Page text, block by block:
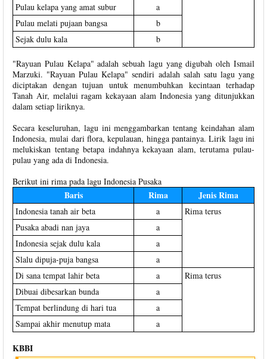
Pulau kelapa yang amat subur
a
Pulau melati pujaan bangsa
b
Sejak dulu kala
b
"Rayuan Pulau Kelapa" adalah sebuah lagu yang digubah oleh Ismail
Marzuki. "Rayuan Pulau Kelapa" sendiri adalah salah satu lagu yang
diciptakan dengan tujuan untuk menumbuhkan kecintaan terhadap
Tanah Air, melalui ragam kekayaan alam Indonesia yang ditunjukkan
dalam setiap liriknya.
Secara keseluruhan, lagu ini menggambarkan tentang keindahan alam
Indonesia, mulai dari flora, kepulauan, hingga pantainya. Lirik lagu ini
melukiskan tentang betapa indahnya kekayaan alam, terutama pulau-
pulau yang ada di Indonesia.
Berikut ini rima pada lagu Indonesia Pusaka
Baris Rima Jenis Rima
Indonesia tanah air beta a
Rima terus
Pusaka abadi nan jaya
a
Indonesia sejak dulu kala
a
Slalu dipuja-puja bangsa
a
Di sana tempat lahir beta
a
Rima terus
Dibuai dibesarkan bunda
a
Tempat berlindung di hari tua
a
Sampai akhir menutup mata
a
KBBI